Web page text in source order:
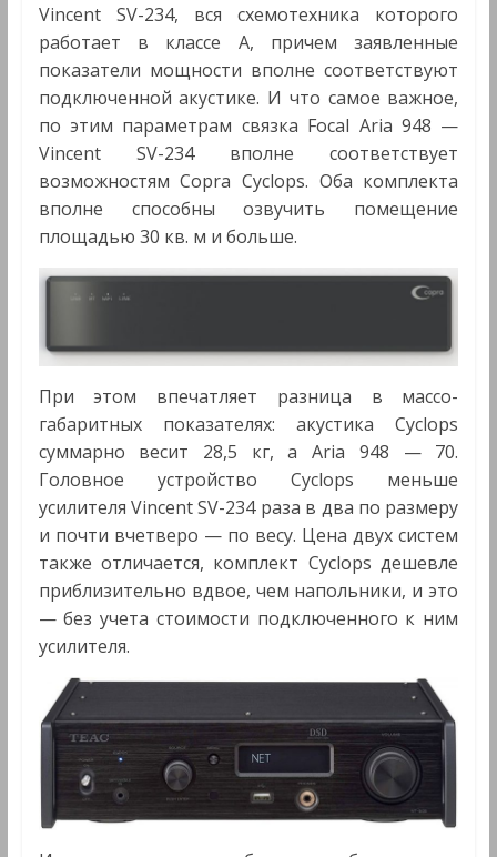
Vincent SV-234, вся схемотехника которого
работает в классе А, причем заявленные
показатели мощности вполне соответствуют
подключенной акустике. И что самое важное,
по этим параметрам связка Focal Aria 948 —
Vincent SV-234 вполне соответствует
возможностям Copra Cyclops. Оба комплекта
вполне способны озвучить помещение
площадью 30 кв. м и больше.
При этом впечатляет разница в массо-
габаритных показателях: акустика Cyclops
суммарно весит 28,5 кг, а Aria 948 — 70.
Головное устройство Cyclops меньше
усилителя Vincent SV-234 раза в два по размеру
и почти вчетверо — по весу. Цена двух систем
также отличается, комплект Cyclops дешевле
приблизительно вдвое, чем напольники, и это
— без учета стоимости подключенного к ним
усилителя.